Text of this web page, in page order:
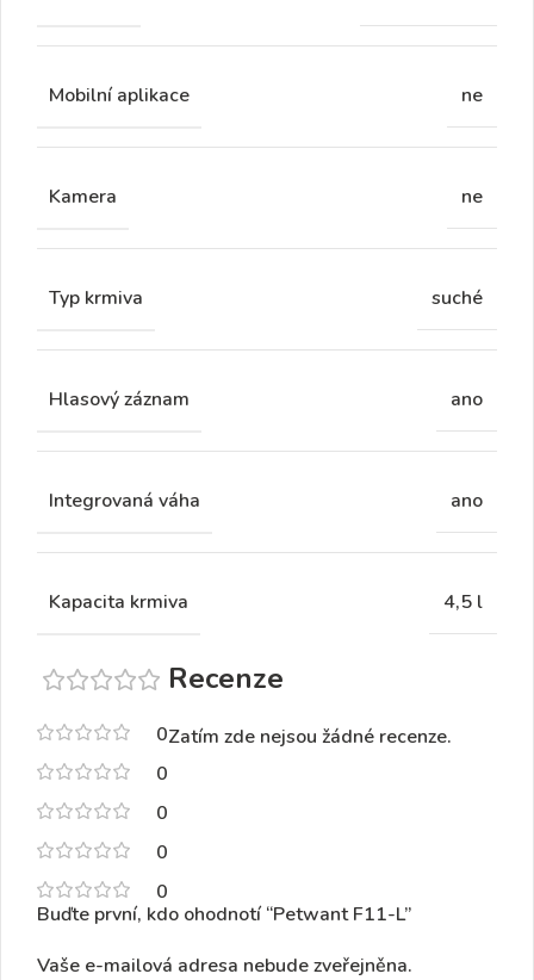
Mobilní aplikace ne
Kamera ne
Typ krmiva suché
Hlasový záznam ano
Integrovaná váha ano
Kapacita krmiva 4,5 l
0
0
0
0
0
Recenze
Zatím zde nejsou žádné recenze.
Buďte první, kdo ohodnotí “Petwant F11-L”
Vaše e-mailová adresa nebude zveřejněna.